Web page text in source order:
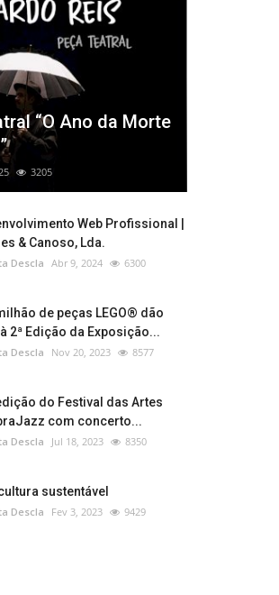
“O Ano da Morte
3205
Web Profissional |
& Canoso, Lda.
Descla Abr 9, 2024 6300
de peças LEGO® dão
2ª Edição da Exposição...
Descla Nov 20, 2023 8577
do Festival das Artes
com concerto...
Descla Jul 18, 2023 8350
sustentável
Descla Fev 3, 2023 9429